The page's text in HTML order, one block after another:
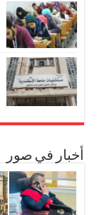
أخبار في صور